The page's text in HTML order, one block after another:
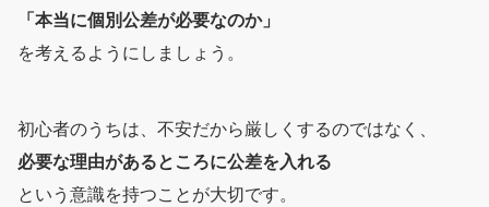
「本当に個別公差が必要なのか」
を考えるようにしましょう。
初心者のうちは、不安だから厳しくするのではなく、
必要な理由があるところに公差を入れる
という意識を持つことが大切です。